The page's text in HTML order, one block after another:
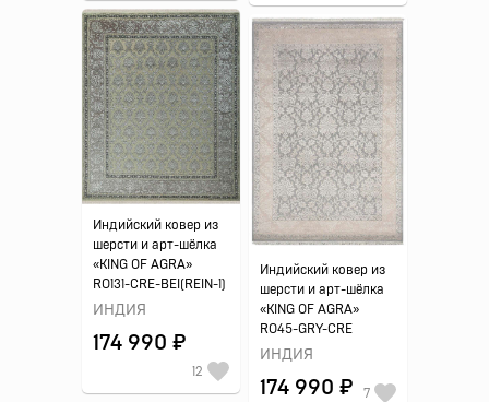
Индийский ковер из
шерсти и арт-шёлка
«KING OF AGRA»
RO131-CRE-BEI(REIN-1)
ИНДИЯ
174 990 ₽
12
Индийский ковер из
шерсти и арт-шёлка
«KING OF AGRA»
RO45-GRY-CRE
ИНДИЯ
174 990 ₽ 7